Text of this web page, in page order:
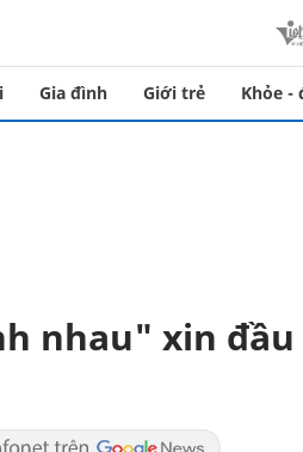
Gia đình Giới trẻ Khỏe -
nhau" xin